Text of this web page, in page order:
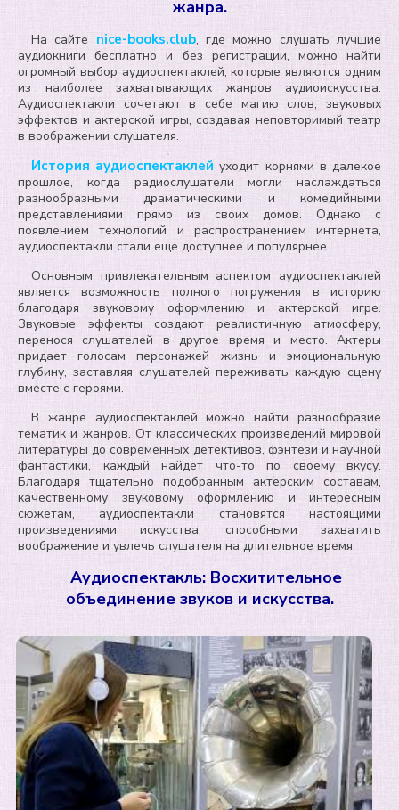
жанра.
На сайте nice-books.club, где можно слушать лучшие
аудиокниги бесплатно и без регистрации, можно найти
огромный выбор аудиоспектаклей, которые являются одним
из наиболее захватывающих жанров аудиоискусства.
Аудиоспектакли сочетают в себе магию слов, звуковых
эффектов и актерской игры, создавая неповторимый театр
в воображении слушателя.
История аудиоспектаклей уходит корнями в далекое
прошлое, когда радиослушатели могли наслаждаться
разнообразными драматическими и комедийными
представлениями прямо из своих домов. Однако с
появлением технологий и распространением интернета,
аудиоспектакли стали еще доступнее и популярнее.
Основным привлекательным аспектом аудиоспектаклей
является возможность полного погружения в историю
благодаря звуковому оформлению и актерской игре.
Звуковые эффекты создают реалистичную атмосферу,
перенося слушателей в другое время и место. Актеры
придает голосам персонажей жизнь и эмоциональную
глубину, заставляя слушателей переживать каждую сцену
вместе с героями.
В жанре аудиоспектаклей можно найти разнообразие
тематик и жанров. От классических произведений мировой
литературы до современных детективов, фэнтези и научной
фантастики, каждый найдет что-то по своему вкусу.
Благодаря тщательно подобранным актерским составам,
качественному звуковому оформлению и интересным
сюжетам, аудиоспектакли становятся настоящими
произведениями искусства, способными захватить
воображение и увлечь слушателя на длительное время.
Аудиоспектакль: Восхитительное
объединение звуков и искусства.